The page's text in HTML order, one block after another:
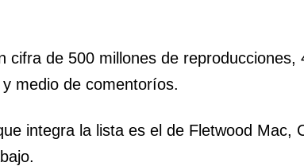
cifra de 500 millones de
medio de comentoríos.
integra la lista es el de Fletwood Mac,